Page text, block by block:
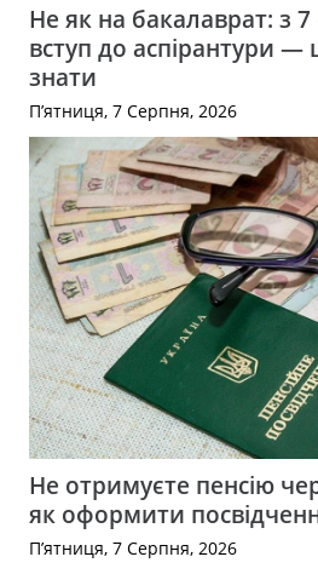
Не як на бакалаврат: з
вступ до аспірантури
знати
П’ятниця, 7 Серпня, 2026
Не отримуєте пенсію
як оформити
П’ятниця, 7 Серпня, 2026